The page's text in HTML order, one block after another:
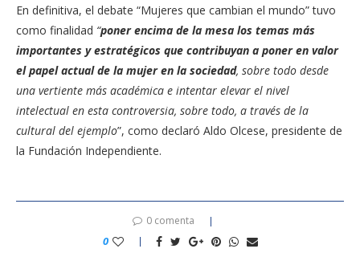
En definitiva, el debate “Mujeres que cambian el mundo” tuvo
como finalidad “poner encima de la mesa los temas más
importantes y estratégicos que contribuyan a poner en valor
el papel actual de la mujer en la sociedad, sobre todo desde
una vertiente más académica e intentar elevar el nivel
intelectual en esta controversia, sobre todo, a través de la
cultural del ejemplo”, como declaró Aldo Olcese, presidente de
la Fundación Independiente.
0 comenta
0